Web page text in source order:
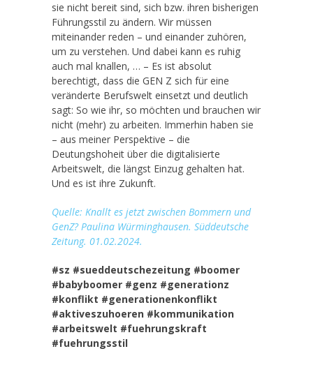
sie nicht bereit sind, sich bzw. ihren bisherigen
Führungsstil zu ändern. Wir müssen
miteinander reden – und einander zuhören,
um zu verstehen. Und dabei kann es ruhig
auch mal knallen, … – Es ist absolut
berechtigt, dass die GEN Z sich für eine
veränderte Berufswelt einsetzt und deutlich
sagt: So wie ihr, so möchten und brauchen wir
nicht (mehr) zu arbeiten. Immerhin haben sie
– aus meiner Perspektive – die
Deutungshoheit über die digitalisierte
Arbeitswelt, die längst Einzug gehalten hat.
Und es ist ihre Zukunft.
Quelle: Knallt es jetzt zwischen Bommern und
GenZ? Paulina Würminghausen. Süddeutsche
Zeitung. 01.02.2024.
#sz #sueddeutschezeitung #boomer
#babyboomer #genz #generationz
#konflikt #generationenkonflikt
#aktiveszuhoeren #kommunikation
#arbeitswelt #fuehrungskraft
#fuehrungsstil